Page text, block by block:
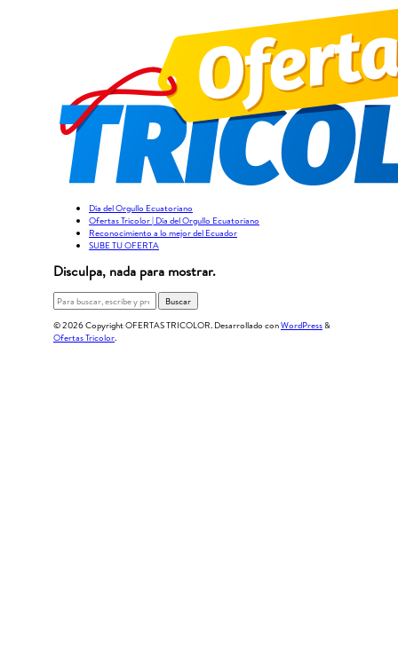
Día del Orgullo Ecuatoriano
Ofertas Tricolor | Día del Orgullo Ecuatoriano
Reconocimiento a lo mejor del Ecuador
SUBE TU OFERTA
Disculpa, nada para mostrar.
Buscar
© 2026 Copyright OFERTAS TRICOLOR. Desarrollado conWordPress&
Ofertas Tricolor.